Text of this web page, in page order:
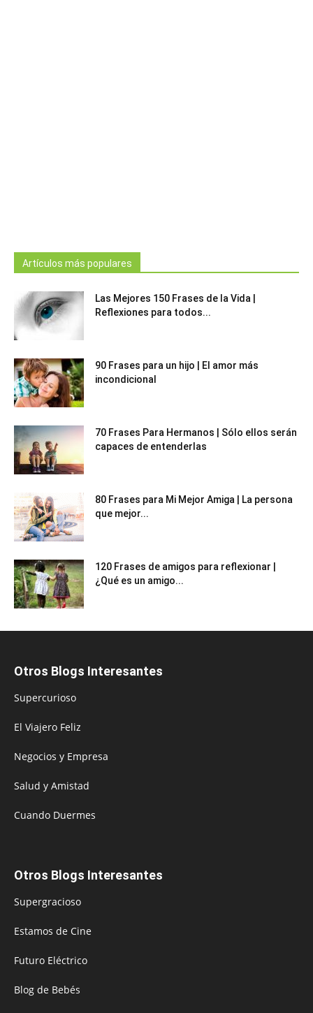
Artículos más populares
Las Mejores 150 Frases de la Vida |
Reflexiones para todos...
90 Frases para un hijo | El amor más
incondicional
70 Frases Para Hermanos | Sólo ellos serán
capaces de entenderlas
80 Frases para Mi Mejor Amiga | La persona
que mejor...
120 Frases de amigos para reflexionar |
¿Qué es un amigo...
Otros Blogs Interesantes
Supercurioso
El Viajero Feliz
Negocios y Empresa
Salud y Amistad
Cuando Duermes
Otros Blogs Interesantes
Supergracioso
Estamos de Cine
Futuro Eléctrico
Blog de Bebés